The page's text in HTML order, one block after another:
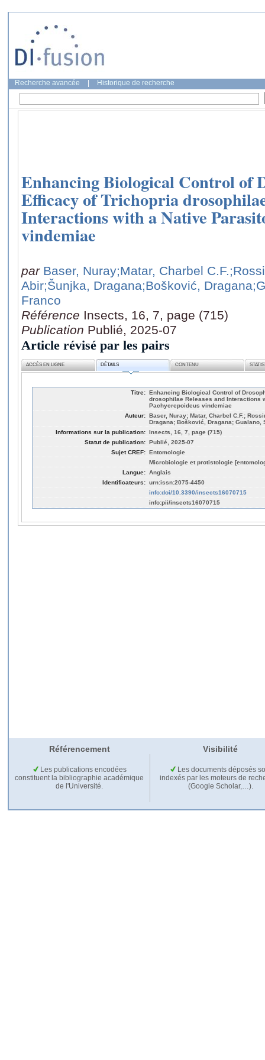
Recherche avancée Historique de recherche
Enhancing Biological Control of
Efficacy of Trichopria
Interactions with a Native
vindemiae
par Baser, Nuray;Matar, Charbel C.F.
Abir;Šunjka, Dragana;Bošković, Dragana
Franco
Référence Insects, 16, 7, page (715)
Publication Publié, 2025-07
Article révisé par les pairs
ACCÈS EN LIGNE DÉTAILS CONTENU
Titre: Enhancing Biological Control of
drosophilae Releases and Interactions
Pachycrepoideus vindemiae
Auteur: Baser, Nuray; Matar, Charbel C.F.;
Dragana; Bošković, Dragana; Gualano,
Informations sur la publication: Insects, 16, 7, page (715)
Statut de publication: Publié, 2025-07
Sujet CREF: Entomologie
Microbiologie et protistologie
Langue: Anglais
Identificateurs: urn:issn:2075-4450
info:doi/10.3390/insects16070715
info:pii/insects16070715
Référencement Visibilité
Les publications encodées
constituent la bibliographie académique
de l'Université.
Les documents déposés
indexés par les moteurs de
(Google Scholar,…).